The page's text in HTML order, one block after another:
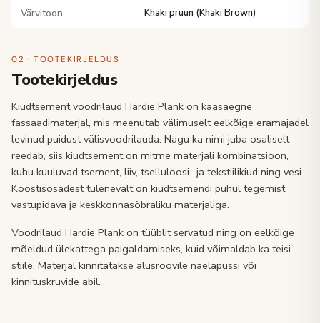
Värvitoon Khaki pruun (Khaki Brown)
02 · TOOTEKIRJELDUS
Tootekirjeldus
Kiudtsement voodrilaud Hardie Plank on kaasaegne
fassaadimaterjal, mis meenutab välimuselt eelkõige eramajadel
levinud puidust välisvoodrilauda. Nagu ka nimi juba osaliselt
reedab, siis kiudtsement on mitme materjali kombinatsioon,
kuhu kuuluvad tsement, liiv, tselluloosi- ja tekstiilikiud ning vesi.
Koostisosadest tulenevalt on kiudtsemendi puhul tegemist
vastupidava ja keskkonnasõbraliku materjaliga.
Voodrilaud Hardie Plank on tüüblit servatud ning on eelkõige
mõeldud ülekattega paigaldamiseks, kuid võimaldab ka teisi
stiile. Materjal kinnitatakse alusroovile naelapüssi või
kinnituskruvide abil.